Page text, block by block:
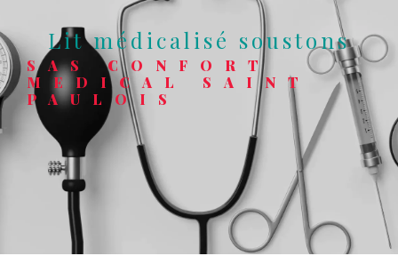
lit médicalisé soustons
SAS CONFORT
MEDICAL SAINT
PAULOIS